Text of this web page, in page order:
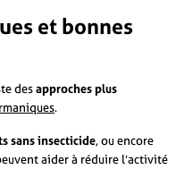
et bonnes
desapproches plus
.
sans insecticide, ou encore
aider à réduire l’activité